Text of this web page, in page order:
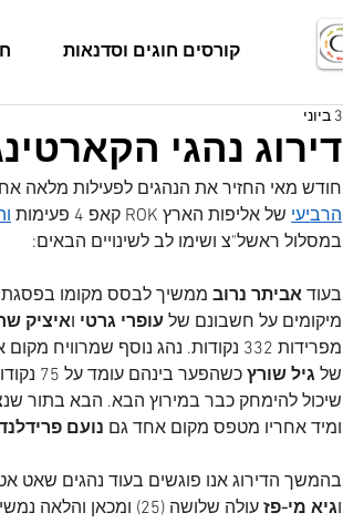
קורסים חוגים וסדנאות
דירוג נהגי
3 ביוני
חודש מאי החזיר את הנהגים לפעילות מלאה
הרביעי של אליפות הארץ ROK קאפ 4 פעימות
במסלול ראשל"צ ושימו לב לשינויים הבאים:
בעוד אביתר נרוב ממשיך לבסס מקומו בפסגת
מיקומים על חשבונם של עופרי גרטי ואיציק
מפרידות 332 נקודות. נהג נוסף שמרוויח מקום אחד בדירוג הוא
של גיל שורץ
שיכול להימחק כבר במירוץ הבא. הבא בתור
ומיד אחריו מטפס מקום אחד גם נועם
בהמשך הדירוג אנו פוגשים בעוד נהגים שאט
וגיא מי-פז
עולה שלושה (25)